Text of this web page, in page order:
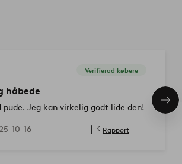
Verifierad købere
håbede
pude. Jeg kan virkelig godt lide den!
10-16 Rapport